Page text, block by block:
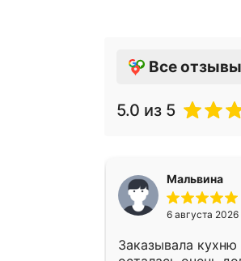
Все отзывы
5.0 из 5
Мальвина
6 августа 2026
Заказывала кухню